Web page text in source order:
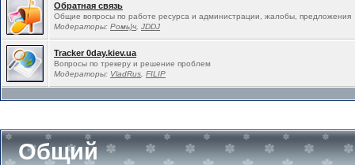
Обратная связь
Общие вопросы по работе ресурса и администрации, жалобы, предложения
Модераторы: Ромь)ч JDDJ
Tracker 0day.kiev.ua
Вопросы по трекеру и решение проблем
Модераторы: VladRus FILIP
Общий